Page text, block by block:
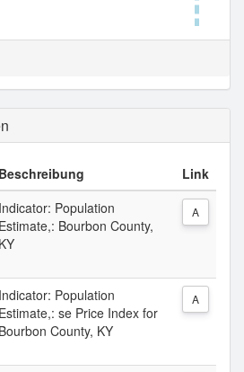
Beschreibung Link
Indicator: Population
Estimate,: Bourbon County,
KY
A
Indicator: Population
Estimate,: se Price Index for
Bourbon County, KY
A